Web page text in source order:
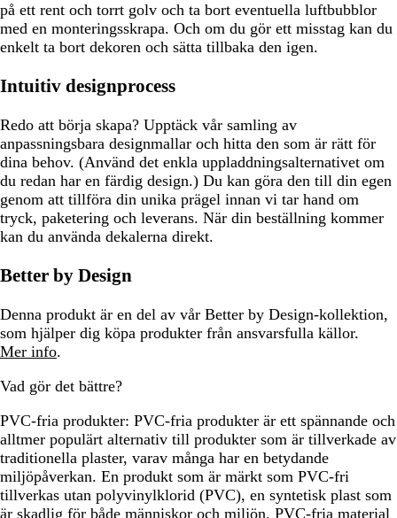
på ett rent och torrt golv och ta bort eventuella luftbubblor
med en monteringsskrapa. Och om du gör ett misstag kan du
enkelt ta bort dekoren och sätta tillbaka den igen.
Intuitiv designprocess
Redo att börja skapa? Upptäck vår samling av
anpassningsbara designmallar och hitta den som är rätt för
dina behov. (Använd det enkla uppladdningsalternativet om
du redan har en färdig design.) Du kan göra den till din egen
genom att tillföra din unika prägel innan vi tar hand om
tryck, paketering och leverans. När din beställning kommer
kan du använda dekalerna direkt.
Better by Design
Denna produkt är en del av vår Better by Design-kollektion,
som hjälper dig köpa produkter från ansvarsfulla källor.
Mer info.
Vad gör det bättre?
PVC-fria produkter: PVC-fria produkter är ett spännande och
alltmer populärt alternativ till produkter som är tillverkade av
traditionella plaster, varav många har en betydande
miljöpåverkan. En produkt som är märkt som PVC-fri
tillverkas utan polyvinylklorid (PVC), en syntetisk plast som
är skadlig för både människor och miljön. PVC-fria material